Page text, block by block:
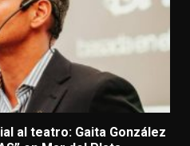
al teatro: Gaita González